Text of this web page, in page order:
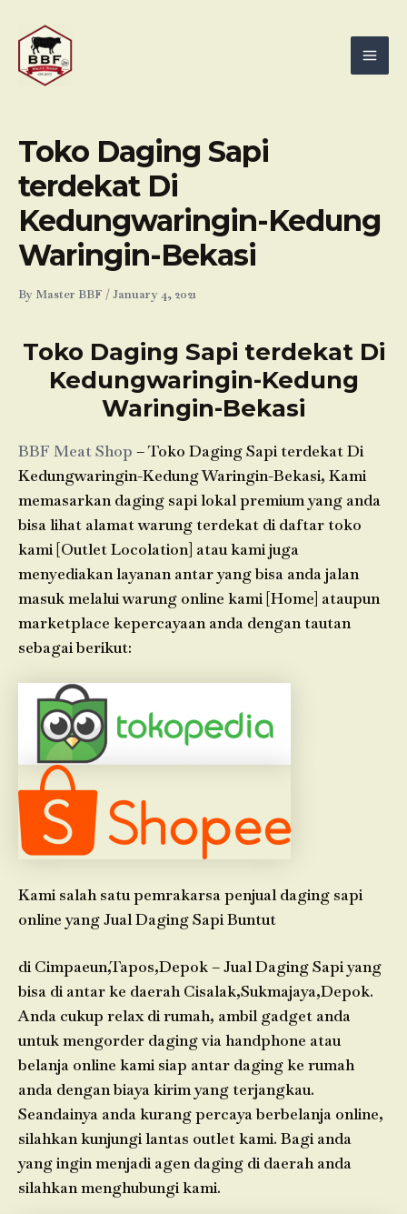
content
Toko Daging Sapi
terdekat Di
Kedungwaringin-Kedung
Waringin-Bekasi
By Master BBF /January 4, 2021
Toko Daging Sapi terdekat Di
Kedungwaringin-Kedung
Waringin-Bekasi
BBF Meat Shop – Toko Daging Sapi terdekat Di
Kedungwaringin-Kedung Waringin-Bekasi, Kami
memasarkan daging sapi lokal premium yang anda
bisa lihat alamat warung terdekat di daftar toko
kami [Outlet Locolation] atau kami juga
menyediakan layanan antar yang bisa anda jalan
masuk melalui warung online kami [Home] ataupun
marketplace kepercayaan anda dengan tautan
sebagai berikut:
Kami salah satu pemrakarsa penjual daging sapi
online yang Jual Daging Sapi Buntut
di Cimpaeun,Tapos,Depok – Jual Daging Sapi yang
bisa di antar ke daerah Cisalak,Sukmajaya,Depok.
Anda cukup relax di rumah, ambil gadget anda
untuk mengorder daging via handphone atau
belanja online kami siap antar daging ke rumah
anda dengan biaya kirim yang terjangkau.
Seandainya anda kurang percaya berbelanja online,
silahkan kunjungi lantas outlet kami. Bagi anda
yang ingin menjadi agen daging di daerah anda
silahkan menghubungi kami.